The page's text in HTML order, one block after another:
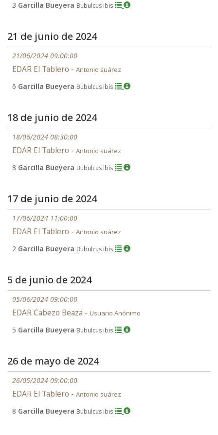
3 Garcilla Bueyera Bubulcus ibis
21 de junio de 2024
21/06/2024 09:00:00
EDAR El Tablero - Antonio suárez
6 Garcilla Bueyera Bubulcus ibis
18 de junio de 2024
18/06/2024 08:30:00
EDAR El Tablero - Antonio suárez
8 Garcilla Bueyera Bubulcus ibis
17 de junio de 2024
17/06/2024 11:00:00
EDAR El Tablero - Antonio suárez
2 Garcilla Bueyera Bubulcus ibis
5 de junio de 2024
05/06/2024 09:00:00
EDAR Cabezo Beaza - Usuario Anónimo
5 Garcilla Bueyera Bubulcus ibis
26 de mayo de 2024
26/05/2024 09:00:00
EDAR El Tablero - Antonio suárez
8 Garcilla Bueyera Bubulcus ibis